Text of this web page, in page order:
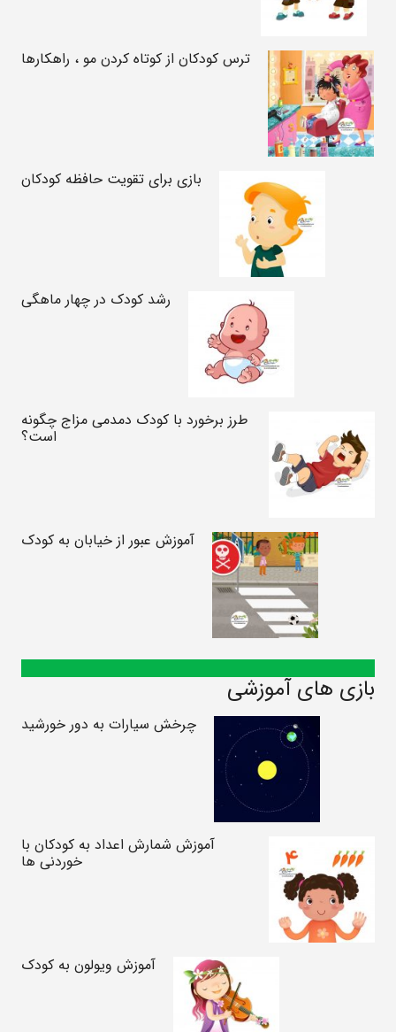
ترس کودکان از کوتاه کردن مو ، راهکارها
بازی برای تقویت حافظه کودکان
رشد کودک در چهار ماهگی
طرز برخورد با کودک دمدمی مزاج چگونه
است؟
آموزش عبور از خیابان به کودک
بازی های آموزشی
چرخش سیارات به دور خورشید
آموزش شمارش اعداد به کودکان با
خوردنی ها
آموزش ویولون به کودک